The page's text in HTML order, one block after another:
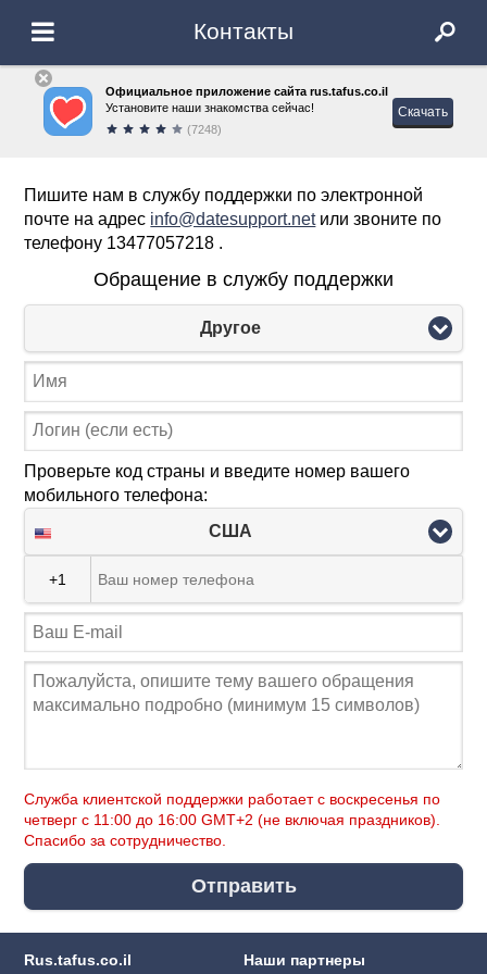
Контакты
Официальное приложение сайта rus.tafus.co.il
Установите наши знакомства сейчас!
(7248)
Скачать
Пишите нам в службу поддержки по электронной
почте на адрес info@datesupport.netили звоните по
телефону 13477057218 .
Обращение в службу поддержки
Другое
Проверьте код страны и введите номер вашего
мобильного телефона:
США
+1
Служба клиентской поддержки работает с воскресенья по
четверг c 11:00 до 16:00 GMT+2 (не включая праздников).
Спасибо за сотрудничество.
Отправить
Rus.tafus.co.il Наши партнеры